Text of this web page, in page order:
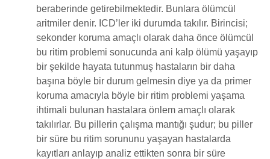
beraberinde getirebilmektedir. Bunlara ölümcül
aritmiler denir. ICD’ler iki durumda takılır. Birincisi;
sekonder koruma amaçlı olarak daha önce ölümcül
bu ritim problemi sonucunda ani kalp ölümü yaşayıp
bir şekilde hayata tutunmuş hastaların bir daha
başına böyle bir durum gelmesin diye ya da primer
koruma amacıyla böyle bir ritim problemi yaşama
ihtimali bulunan hastalara önlem amaçlı olarak
takılırlar. Bu pillerin çalışma mantığı şudur; bu piller
bir süre bu ritim sorununu yaşayan hastalarda
kayıtları anlayıp analiz ettikten sonra bir süre